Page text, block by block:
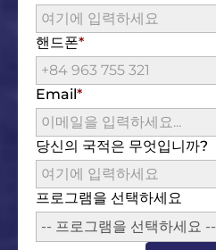
핸드폰
Email
당신의 국적은 무엇입니까?
프로그램을 선택하세요
-- 프로그램을 선택하세요 --